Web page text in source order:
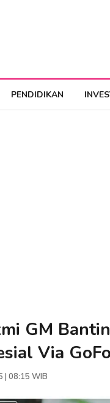
PENDIDIKAN
GM
Via
| 08:15 WIB